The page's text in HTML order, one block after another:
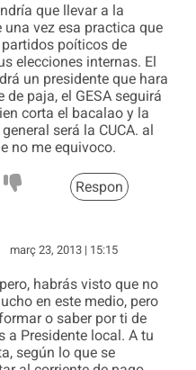
que llevar a la
una vez esa practica que
poíticos de
elecciones internas. El
un presidente que hara
de paja, el GESA seguirá
corta el bacalao y la
será la CUCA. al
no me equivoco.
Respon
març 23, 2013 | 15:15
habrás visto que no
en este medio, pero
o saber por ti de
a Presidente local. A tu
según lo que se